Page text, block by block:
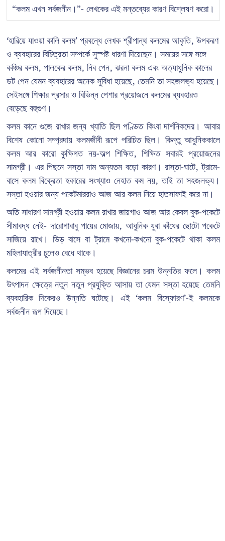
“কলম এখন সর্বজনীন।”- লেখকের এই মন্তব্যের কারণ বিশ্লেষণ করো।
‘হারিয়ে যাওয়া কালি কলম’ প্রবন্ধে লেখক শ্রীপান্থ কলমের আকৃতি, উপকরণ
ও ব্যবহারের বিচিত্রতা সম্পর্কে সুস্পষ্ট ধারণা দিয়েছেন। সময়ের সঙ্গে সঙ্গে
কঞ্চির কলম, পালকের কলম, নিব পেন, ঝরনা কলম এবং অত্যাধুনিক কালের
ডট পেন যেমন ব্যবহারের অনেক সুবিধা হয়েছে, তেমনি তা সহজলভ্য হয়েছে।
সেইসঙ্গে শিক্ষার প্রসার ও বিভিন্ন পেশার প্রয়োজনে কলমের ব্যবহারও
বেড়েছে বহুগুণ।
কলম কানে গুজে রাখার জন্য খ্যাতি ছিল পণ্ডিত কিংবা দার্শনিকদের। আবার
বিশেষ কোনো সম্প্রদায় কলমজীবী রূপে পরিচিত ছিল। কিন্তু আধুনিককালে
কলম আর কারো কুক্ষিগত নয়-অল্প শিক্ষিত, শিক্ষিত সবারই প্রয়োজনের
সামগ্রী। এর পিছনে সস্তা দাম অন্যতম বড়ো কারণ। রাস্তা-ঘাটে, ট্রামে-
বাসে কলম বিক্রেতা হকারের সংখ্যাও নেহাত কম নয়, তাই তা সহজলভ্য।
সস্তা হওয়ার জন্য পকেটমাররাও আজ আর কলম নিয়ে হাতসাফাই করে না।
অতি সাধারণ সামগ্রী হওয়ায় কলম রাখার জায়গাও আজ আর কেবল বুক-পকেটে
সীমাবদ্ধ নেই- দারোগাবাবু পায়ের মোজায়, আধুনিক যুবা কাঁধের ছোটো পকেটে
সাজিয়ে রাখে। ভিড় বাসে বা ট্রামে কখনো-কখনো বুক-পকেটে থাকা কলম
মহিলাযাত্রীর চুলেও বেধে থাকে।
কলমের এই সর্বজনীনতা সম্ভব হয়েছে বিজ্ঞানের চরম উন্নতির ফলে। কলম
উৎপাদন ক্ষেত্রে নতুন নতুন প্রযুক্তি আসায় তা যেমন সস্তা হয়েছে তেমনি
ব্যবহারিক দিকেরও উন্নতি ঘটেছে। এই ‘কলম বিস্ফোরণ’-ই কলমকে
সর্বজনীন রূপ দিয়েছে।